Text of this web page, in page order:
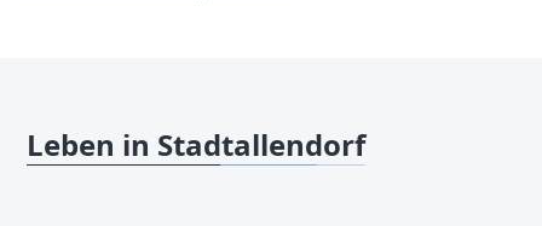
Leben in Stadtallendorf